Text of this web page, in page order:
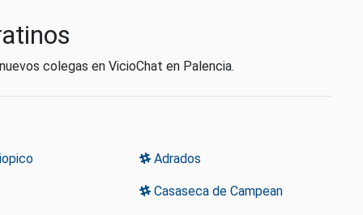
colegas en VicioChat en Palencia.
Adrados
Casaseca de Campean